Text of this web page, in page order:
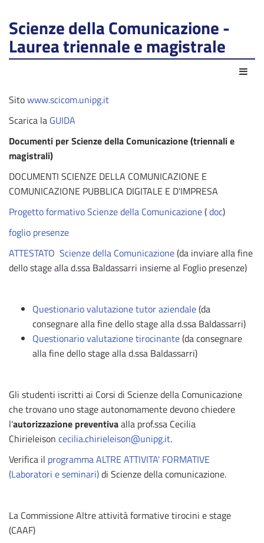
Scienze della Comunicazione -
Laurea triennale e magistrale
Sitowww.scicom.unipg.it
Scarica la GUIDA
Documenti per Scienze della Comunicazione (triennali e
magistrali)
DOCUMENTI SCIENZE DELLA COMUNICAZIONE E
COMUNICAZIONE PUBBLICA DIGITALE E D'IMPRESA
Progetto formativo Scienze della Comunicazione(doc)
foglio presenze
ATTESTATO Scienze della Comunicazione(da inviare alla fine
dello stage alla d.ssa Baldassarri insieme al Foglio presenze)
Questionario valutazione tutor aziendale(da
consegnare alla fine dello stage alla d.ssa Baldassarri)
Questionario valutazione tirocinante(da consegnare
alla fine dello stage alla d.ssa Baldassarri)
Gli studenti iscritti ai Corsi di Scienze della Comunicazione
che trovano uno stage autonomamente devono chiedere
l'autorizzazione preventivaalla prof.ssa Cecilia
Chirieleison cecilia.chirieleison@unipg.it.
Verifica il programma ALTRE ATTIVITA' FORMATIVE
(Laboratori e seminari)di Scienze della comunicazione.
La Commissione Altre attività formative tirocini e stage
(CAAF)